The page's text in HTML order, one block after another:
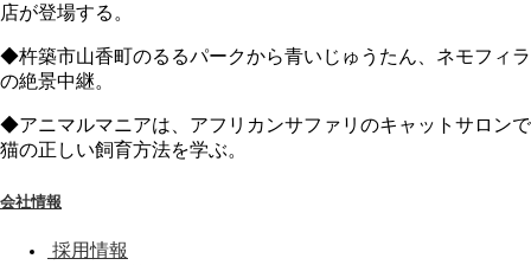
店が登場する。
◆杵築市山香町のるるパークから青いじゅうたん、ネモフィラ
の絶景中継。
◆アニマルマニアは、アフリカンサファリのキャットサロンで
猫の正しい飼育方法を学ぶ。
会社情報
採用情報